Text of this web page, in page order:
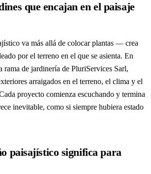
que encajan en el paisaje
va más allá de colocar plantas — crea
por el terreno en el que se asienta. En
rama de jardinería de PluriServices Sarl,
arraigados en el terreno, el clima y el
proyecto comienza escuchando y termina
inevitable, como si siempre hubiera estado
paisajístico significa para